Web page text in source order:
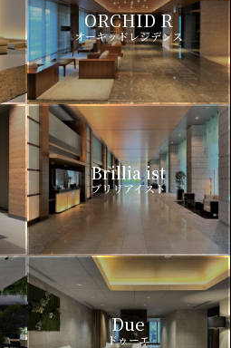
ORCHID R
オーキッドレジデンス
Brillia ist
ブリリアイスト
Due
ドゥーエ